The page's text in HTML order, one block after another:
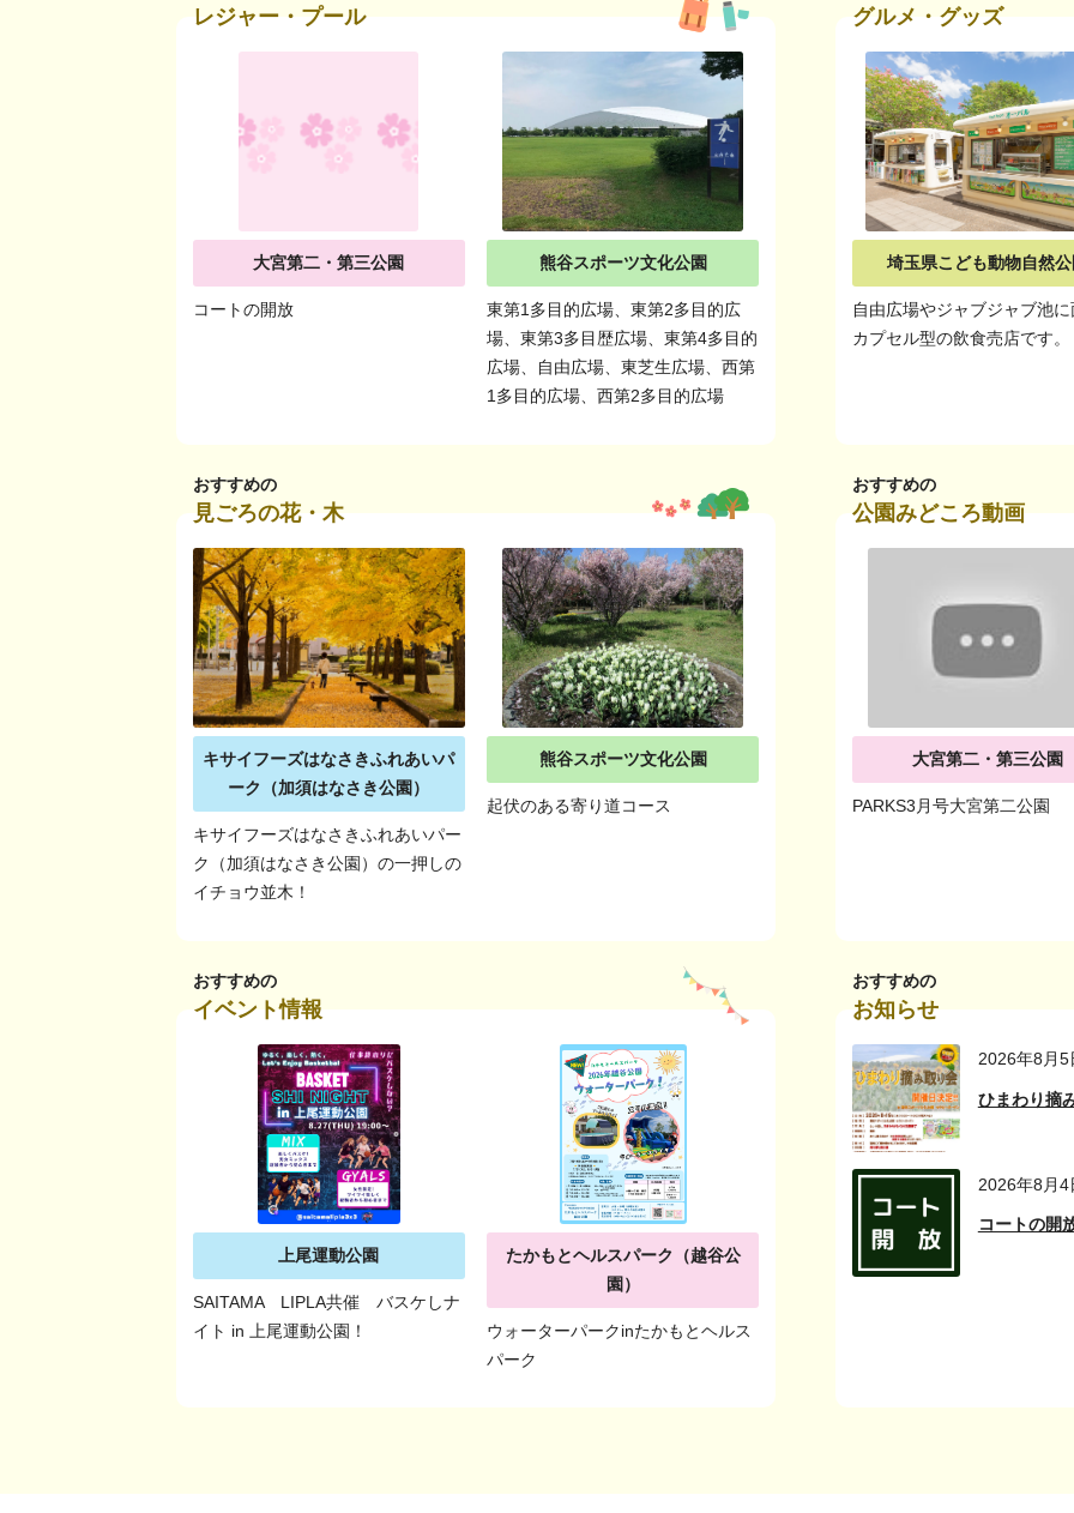
レジャー・プール
大宮第二・第三公園
コートの開放
熊谷スポーツ文化公園
東第1多目的広場、東第2多目的広
場、東第3多目歴広場、東第4多目的
広場、自由広場、東芝生広場、西第
1多目的広場、西第2多目的広場
グルメ・グッズ
埼玉県こども動物自然公
自由広場やジャブジャブ池に
カプセル型の飲食売店です。
おすすめの
見ごろの花・木
キサイフーズはなさきふれあいパ
ーク（加須はなさき公園）
キサイフーズはなさきふれあいパー
ク（加須はなさき公園）の一押しの
イチョウ並木！
熊谷スポーツ文化公園
起伏のある寄り道コース
おすすめの
公園みどころ動画
大宮第二・第三公園
PARKS3月号大宮第二公園
おすすめの
イベント情報
上尾運動公園
SAITAMA LIPLA共催 バスケしナ
イト in 上尾運動公園！
たかもとヘルスパーク（越谷公
園）
ウォーターパークinたかもとヘルス
パーク
おすすめの
お知らせ
2026年8月5
ひまわり摘
2026年8月4
コートの開